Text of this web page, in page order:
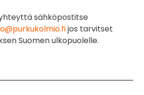
sähköpostitse
jos tarvitset
Suomen ulkopuolelle.